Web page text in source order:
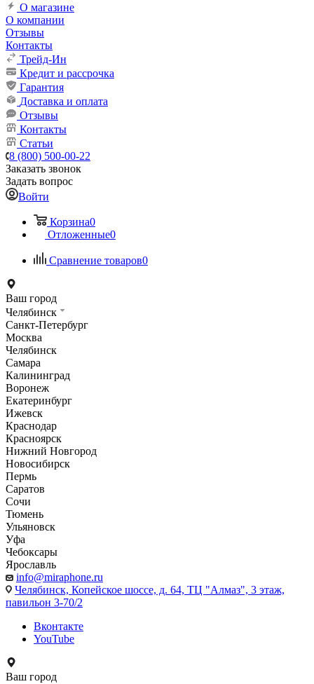
О магазине
О компании
Отзывы
Контакты
Трейд-Ин
Кредит и рассрочка
Гарантия
Доставка и оплата
Отзывы
Контакты
Статьи
8 (800) 500-00-22
Заказать звонок
Задать вопрос
Войти
Корзина0
Отложенные0
Сравнение товаров0
Ваш город
Челябинск
Санкт-Петербург
Москва
Челябинск
Самара
Калининград
Воронеж
Екатеринбург
Ижевск
Краснодар
Красноярск
Нижний Новгород
Новосибирск
Пермь
Саратов
Сочи
Тюмень
Ульяновск
Уфа
Чебоксары
Ярославль
info@miraphone.ru
Челябинск, Копейское шоссе, д. 64, ТЦ "Алмаз", 3 этаж,
павильон 3-70/2
Вконтакте
YouTube
Ваш город